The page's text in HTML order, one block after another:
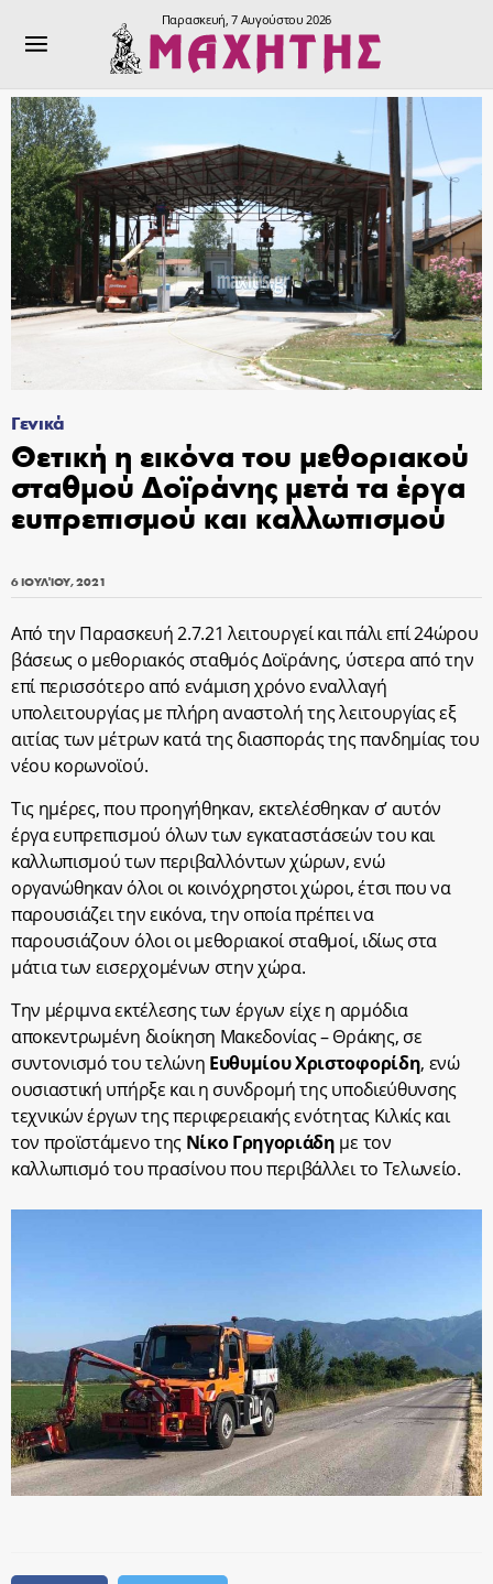
Παρασκευή, 7 Αυγούστου 2026
Γενικά
Θετική η εικόνα του μεθοριακού
σταθμού Δοϊράνης μετά τα έργα
ευπρεπισμού και καλλωπισμού
6 ΙΟΥΛΊΟΥ, 2021
Από την Παρασκευή 2.7.21 λειτουργεί και πάλι επί 24ώρου
βάσεως ο μεθοριακός σταθμός Δοϊράνης, ύστερα από την
επί περισσότερο από ενάμιση χρόνο εναλλαγή
υπολειτουργίας με πλήρη αναστολή της λειτουργίας εξ
αιτίας των μέτρων κατά της διασποράς της πανδημίας του
νέου κορωνοϊού.
Τις ημέρες, που προηγήθηκαν, εκτελέσθηκαν σ’ αυτόν
έργα ευπρεπισμού όλων των εγκαταστάσεών του και
καλλωπισμού των περιβαλλόντων χώρων, ενώ
οργανώθηκαν όλοι οι κοινόχρηστοι χώροι, έτσι που να
παρουσιάζει την εικόνα, την οποία πρέπει να
παρουσιάζουν όλοι οι μεθοριακοί σταθμοί, ιδίως στα
μάτια των εισερχομένων στην χώρα.
Την μέριμνα εκτέλεσης των έργων είχε η αρμόδια
αποκεντρωμένη διοίκηση Μακεδονίας – Θράκης, σε
συντονισμό του τελώνη Ευθυμίου Χριστοφορίδη, ενώ
ουσιαστική υπήρξε και η συνδρομή της υποδιεύθυνσης
τεχνικών έργων της περιφερειακής ενότητας Κιλκίς και
τον προϊστάμενο της Νίκο Γρηγοριάδη με τον
καλλωπισμό του πρασίνου που περιβάλλει το Τελωνείο.